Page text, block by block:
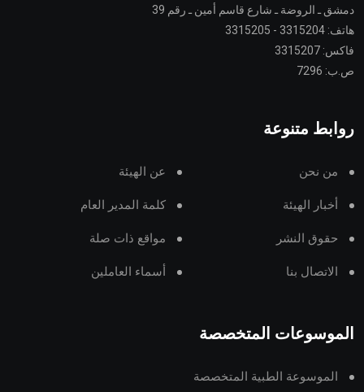
دمشق ـ الروضة ـ شارع قاسم أمين ـ رقم 39
هاتف: 3315204 - 3315205
فاكس: 3315207
ص.ب: 7296
روابط متنوعة
من نحن عن الهيئة
أخبار الهيئة كلمة المدير العام
حقوق النشر مواقع ذات صلة
الاتصال بنا أسماء العاملين
الموسوعات المتخصصة
الموسوعة الطبية المتخصصة